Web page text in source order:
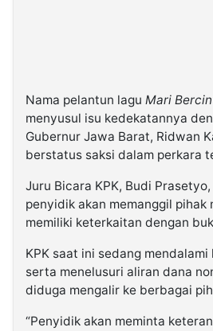
Nama pelantun lagu Mari
menyusul isu kedekatannya
Gubernur Jawa Barat, Ridwan
berstatus saksi dalam perkara
Juru Bicara KPK, Budi
penyidik akan memanggil pihak
memiliki keterkaitan dengan
KPK saat ini sedang
serta menelusuri aliran dana
diduga mengalir ke berbagai
“Penyidik akan meminta